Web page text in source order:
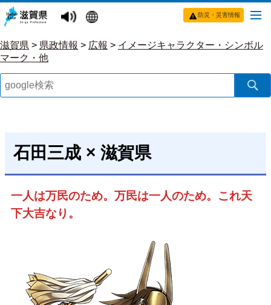
防災・災害情報
滋賀県 > 県政情報 > 広報 > イメージキャラクター・シンボル
マーク・他
石田三成 × 滋賀県
一人は万民のため。万民は一人のため。これ天
下大吉なり。